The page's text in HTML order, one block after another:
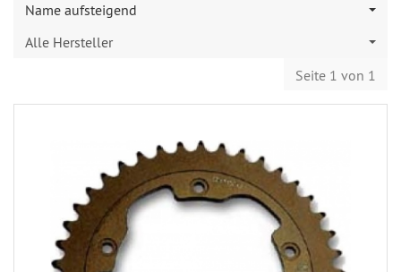
Name aufsteigend
Alle Hersteller
Seite 1 von 1